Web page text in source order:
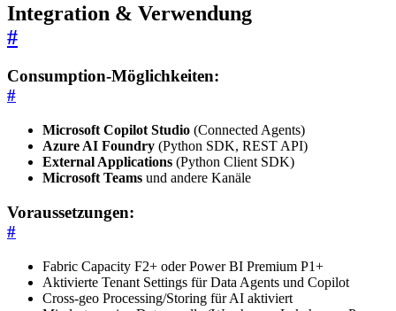
Integration & Verwendung
#
Consumption-Möglichkeiten:
#
Microsoft Copilot Studio (Connected Agents)
Azure AI Foundry (Python SDK, REST API)
External Applications (Python Client SDK)
Microsoft Teams und andere Kanäle
Voraussetzungen:
#
Fabric Capacity F2+ oder Power BI Premium P1+
Aktivierte Tenant Settings für Data Agents und Copilot
Cross-geo Processing/Storing für AI aktiviert